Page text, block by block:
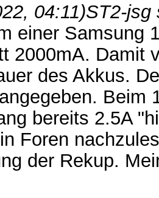
04:11)ST2-
einer Samsung
2000mA. Damit
des Akkus.
Beim
bereits 2.5A
Foren
der Rekup.